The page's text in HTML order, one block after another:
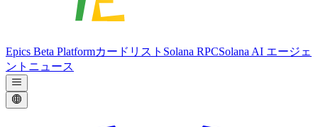
Epics Beta Platformカードリスト Solana RPCSolana AI エージェ
ント ニュース